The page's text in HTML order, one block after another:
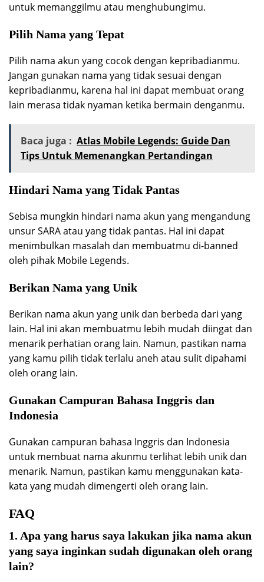
untuk memanggilmu atau menghubungimu.
Pilih Nama yang Tepat
Pilih nama akun yang cocok dengan kepribadianmu.
Jangan gunakan nama yang tidak sesuai dengan
kepribadianmu, karena hal ini dapat membuat orang
lain merasa tidak nyaman ketika bermain denganmu.
Baca juga : Atlas Mobile Legends: Guide Dan
Tips Untuk Memenangkan Pertandingan
Hindari Nama yang Tidak Pantas
Sebisa mungkin hindari nama akun yang mengandung
unsur SARA atau yang tidak pantas. Hal ini dapat
menimbulkan masalah dan membuatmu di-banned
oleh pihak Mobile Legends.
Berikan Nama yang Unik
Berikan nama akun yang unik dan berbeda dari yang
lain. Hal ini akan membuatmu lebih mudah diingat dan
menarik perhatian orang lain. Namun, pastikan nama
yang kamu pilih tidak terlalu aneh atau sulit dipahami
oleh orang lain.
Gunakan Campuran Bahasa Inggris dan
Indonesia
Gunakan campuran bahasa Inggris dan Indonesia
untuk membuat nama akunmu terlihat lebih unik dan
menarik. Namun, pastikan kamu menggunakan kata-
kata yang mudah dimengerti oleh orang lain.
FAQ
1. Apa yang harus saya lakukan jika nama akun
yang saya inginkan sudah digunakan oleh orang
lain?